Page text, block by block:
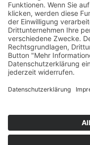
Entdecken Sie
und Demokratie -
verfügbar.
COOKIE-